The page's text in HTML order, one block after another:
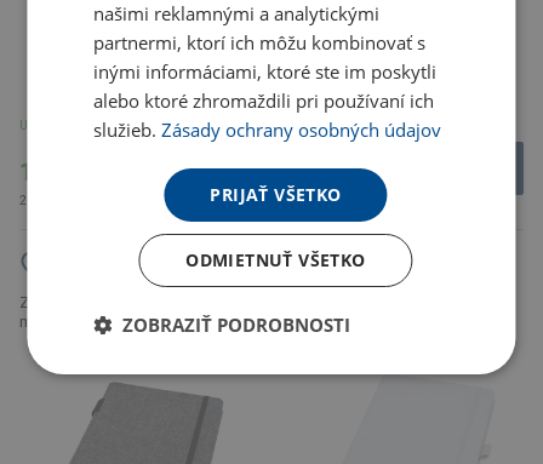
U partnera 11466 ks
17.40 Kč
21.05 Kč s DPH
U partnera 9901 ks
508.62
Kč
615.43 Kč s DPH
Zápisník A5 Orin, 96 listů, 70 g /
m², látka Rpety, šedá
Zápisník A5 z recyklovaného
recyklovaného PET Honua, bílá
našimi reklamnými a analytickými
partnermi, ktorí ich môžu kombinovať s
inými informáciami, ktoré ste im poskytli
alebo ktoré zhromaždili pri používaní ich
služieb.Zásady ochrany osobných údajov
PRIJAŤ VŠETKO
ODMIETNUŤ VŠETKO
ZOBRAZIŤ PODROBNOSTI